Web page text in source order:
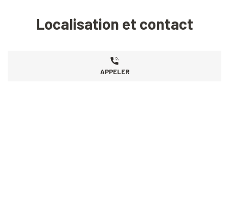
Localisation et contact
APPELER